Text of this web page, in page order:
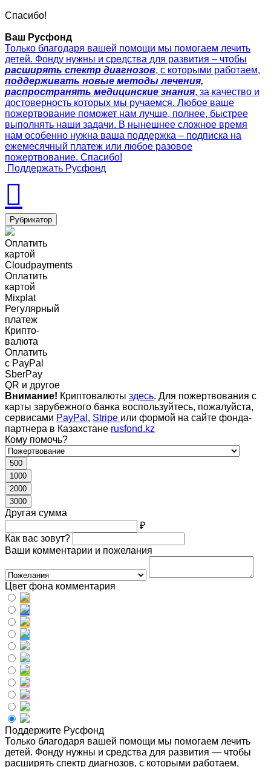
Спасибо!
Ваш Русфонд
Только благодаря вашей помощи мы помогаем лечить
детей. Фонду нужны и средства для развития – чтобы
расширять спектр диагнозов, с которыми работаем,
поддерживать новые методы лечения,
распространять медицинские знания, за качество и
достоверность которых мы ручаемся. Любое ваше
пожертвование поможет нам лучше, полнее, быстрее
выполнять наши задачи. В нынешнее сложное время
нам особенно нужна ваша поддержка – подписка на
ежемесячный платеж или любое разовое
пожертвование. Спасибо!
Поддержать Русфонд
Рубрикатор
Оплатить
картой
Cloudpayments
Оплатить
картой
Mixplat
Регулярный
платеж
Крипто-
валюта
Оплатить
c PayPal
SberPay
QR и другое
Внимание! Криптовалюты здесь. Для пожертвования с
карты зарубежного банка воспользуйтесь, пожалуйста,
сервисами PayPal , Stripe или формой на сайте фонда-
партнера в Казахстане rusfond.kz
Кому помочь?
500
1000
2000
3000
Другая сумма
₽
Как вас зовут?
Ваши комментарии и пожелания
Цвет фона комментария
Поддержите Русфонд
Только благодаря вашей помощи мы помогаем лечить
детей. Фонду нужны и средства для развития — чтобы
расширять спектр диагнозов, с которыми работаем,